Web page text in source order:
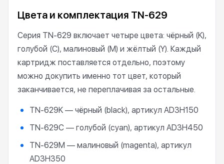
Цвета и комплектация TN-629
Серия TN-629 включает четыре цвета: чёрный (K),
голубой (C), малиновый (M) и жёлтый (Y). Каждый
картридж поставляется отдельно, поэтому
можно докупить именно тот цвет, который
заканчивается, не переплачивая за остальные.
TN-629K — чёрный (black), артикул AD3H150
TN-629C — голубой (cyan), артикул AD3H450
TN-629M — малиновый (magenta), артикул
AD3H350